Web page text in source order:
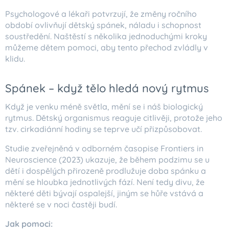
Psychologové a lékaři potvrzují, že změny ročního
období ovlivňují dětský spánek, náladu i schopnost
soustředění. Naštěstí s několika jednoduchými kroky
můžeme dětem pomoci, aby tento přechod zvládly v
klidu.
Spánek – když tělo hledá nový rytmus
Když je venku méně světla, mění se i náš biologický
rytmus. Dětský organismus reaguje citlivěji, protože jeho
tzv. cirkadiánní hodiny se teprve učí přizpůsobovat.
Studie zveřejněná v odborném časopise Frontiers in
Neuroscience (2023) ukazuje, že během podzimu se u
dětí i dospělých přirozeně prodlužuje doba spánku a
mění se hloubka jednotlivých fází. Není tedy divu, že
některé děti bývají ospalejší, jiným se hůře vstává a
některé se v noci častěji budí.
Jak pomoci: